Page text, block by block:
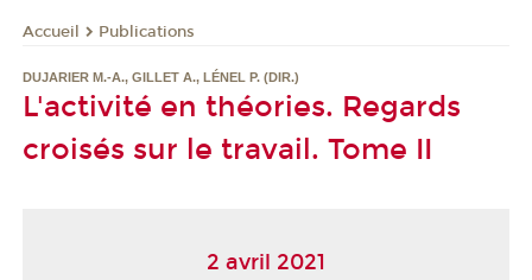
Accueil Publications
DUJARIER M.-A., GILLET A., LÉNEL P. (DIR.)
L'activité en théories. Regards
croisés sur le travail. Tome II
2 avril 2021